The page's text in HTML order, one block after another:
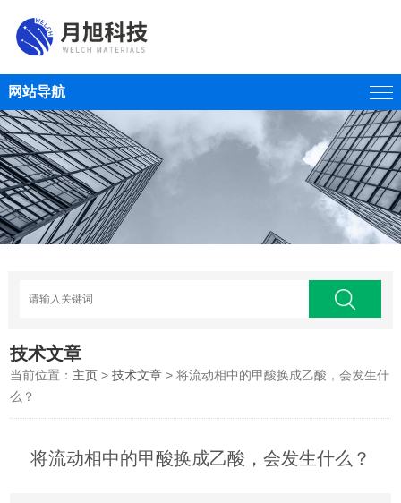
网站导航
技术文章
当前位置： 主页 >技术文章 > 将流动相中的甲酸换成乙酸，会发生什
么？
将流动相中的甲酸换成乙酸，会发生什么？